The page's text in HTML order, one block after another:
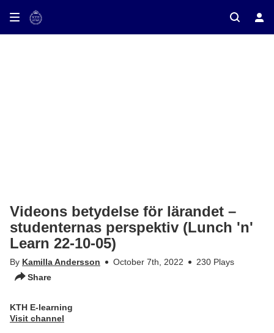
on TV
Videons betydelse för lärandet –
studenternas perspektiv (Lunch 'n'
Learn 22-10-05)
By Kamilla Andersson October 7th, 2022
230 Plays
Share
KTH E-learning
Visit channel